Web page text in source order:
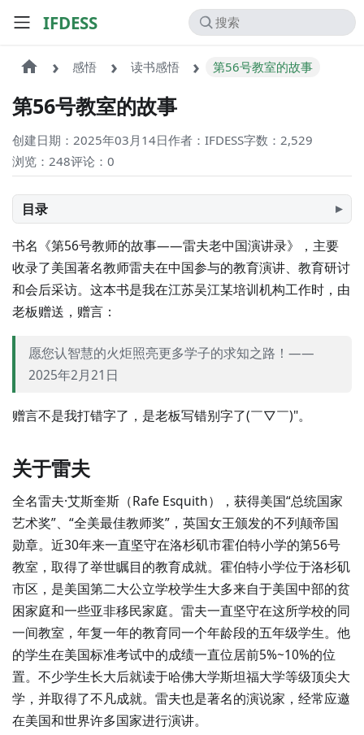
IFDESS
感悟 读书感悟 第56号教室的故事
第56号教室的故事
创建日期：2025年03月14日作者：IFDESS字数：2,529
浏览：248评论：0
目录
书名《第56号教师的故事——雷夫老中国演讲录》，主要
收录了美国著名教师雷夫在中国参与的教育演讲、教育研讨
和会后采访。这本书是我在江苏吴江某培训机构工作时，由
老板赠送，赠言：
愿您认智慧的火炬照亮更多学子的求知之路！——
2025年2月21日
赠言不是我打错字了，是老板写错别字了(￣▽￣)"。
关于雷夫
全名雷夫·艾斯奎斯（Rafe Esquith），获得美国“总统国家
艺术奖”、“全美最佳教师奖”，英国女王颁发的不列颠帝国
勋章。近30年来一直坚守在洛杉矶市霍伯特小学的第56号
教室，取得了举世瞩目的教育成就。霍伯特小学位于洛杉矶
市区，是美国第二大公立学校学生大多来自于美国中部的贫
困家庭和一些亚非移民家庭。雷夫一直坚守在这所学校的同
一间教室，年复一年的教育同一个年龄段的五年级学生。他
的学生在美国标准考试中的成绩一直位居前5%~10%的位
置。不少学生长大后就读于哈佛大学斯坦福大学等级顶尖大
学，并取得了不凡成就。雷夫也是著名的演说家，经常应邀
在美国和世界许多国家进行演讲。